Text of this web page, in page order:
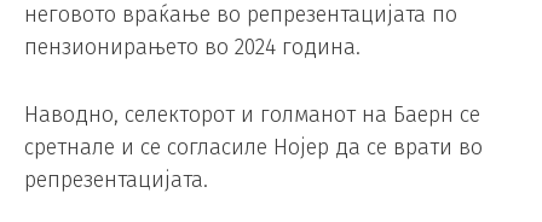
неговото враќање во репрезентацијата по
пензионирањето во 2024 година.
Наводно, селекторот и голманот на Баерн се
сретнале и се согласиле Нојер да се врати во
репрезентацијата.